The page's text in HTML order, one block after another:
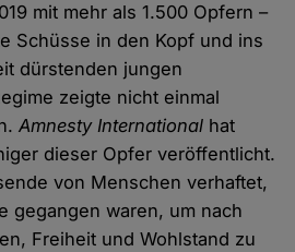
mit mehr als 1.500 Opfern –
Schüsse in den Kopf und ins
dürstenden jungen
zeigte nicht einmal
Amnesty International hat
dieser Opfer veröffentlicht.
von Menschen verhaftet,
gegangen waren, um nach
Freiheit und Wohlstand zu